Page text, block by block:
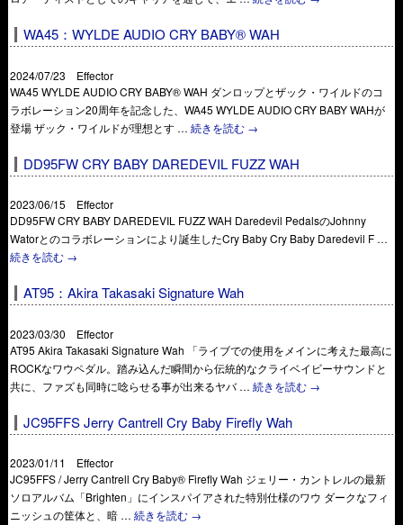
WA45：WYLDE AUDIO CRY BABY® WAH
2024/07/23 Effector
WA45 WYLDE AUDIO CRY BABY® WAH ダンロップとザック・ワイルドのコ
ラボレーション20周年を記念した、WA45 WYLDE AUDIO CRY BABY WAHが
登場 ザック・ワイルドが理想とす …続きを読む →
DD95FW CRY BABY DAREDEVIL FUZZ WAH
2023/06/15 Effector
DD95FW CRY BABY DAREDEVIL FUZZ WAH Daredevil PedalsのJohnny
Watorとのコラボレーションにより誕生したCry Baby Cry Baby Daredevil F …
続きを読む →
AT95：Akira Takasaki Signature Wah
2023/03/30 Effector
AT95 Akira Takasaki Signature Wah 「ライブでの使用をメインに考えた最高に
ROCKなワウペダル。踏み込んだ瞬間から伝統的なクライベイビーサウンドと
共に、ファズも同時に唸らせる事が出来るヤバ …続きを読む →
JC95FFS Jerry Cantrell Cry Baby Firefly Wah
2023/01/11 Effector
JC95FFS / Jerry Cantrell Cry Baby® Firefly Wah ジェリー・カントレルの最新
ソロアルバム「Brighten」にインスパイアされた特別仕様のワウ ダークなフィ
ニッシュの筐体と、暗 …続きを読む →